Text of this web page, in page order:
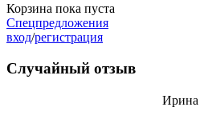
Корзина пока пуста
Спецпредложения
вход/регистрация
Случайный отзыв
Ирина